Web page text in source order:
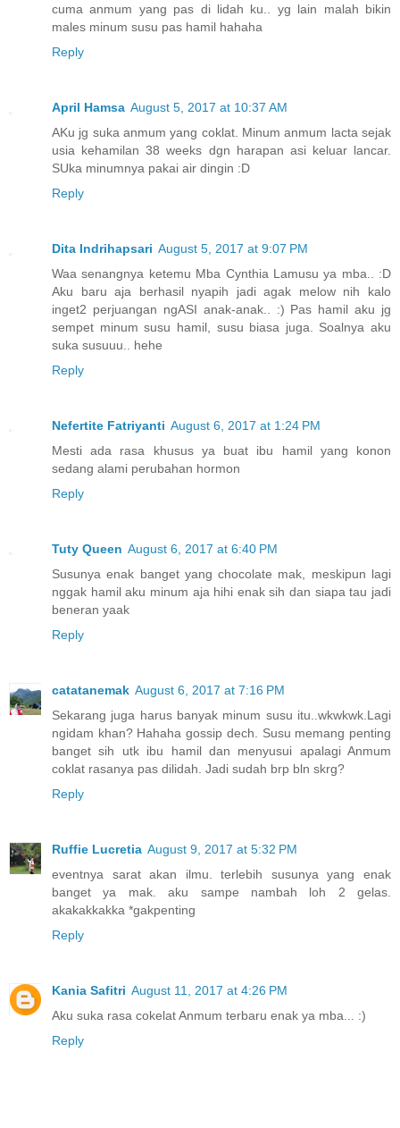
cuma anmum yang pas di lidah ku.. yg lain malah bikin
males minum susu pas hamil hahaha
Reply
April Hamsa August 5, 2017 at 10:37 AM
AKu jg suka anmum yang coklat. Minum anmum lacta sejak
usia kehamilan 38 weeks dgn harapan asi keluar lancar.
SUka minumnya pakai air dingin :D
Reply
Dita Indrihapsari August 5, 2017 at 9:07 PM
Waa senangnya ketemu Mba Cynthia Lamusu ya mba.. :D
Aku baru aja berhasil nyapih jadi agak melow nih kalo
inget2 perjuangan ngASI anak-anak.. :) Pas hamil aku jg
sempet minum susu hamil, susu biasa juga. Soalnya aku
suka susuuu.. hehe
Reply
Nefertite Fatriyanti August 6, 2017 at 1:24 PM
Mesti ada rasa khusus ya buat ibu hamil yang konon
sedang alami perubahan hormon
Reply
Tuty Queen August 6, 2017 at 6:40 PM
Susunya enak banget yang chocolate mak, meskipun lagi
nggak hamil aku minum aja hihi enak sih dan siapa tau jadi
beneran yaak
Reply
catatanemak August 6, 2017 at 7:16 PM
Sekarang juga harus banyak minum susu itu..wkwkwk.Lagi
ngidam khan? Hahaha gossip dech. Susu memang penting
banget sih utk ibu hamil dan menyusui apalagi Anmum
coklat rasanya pas dilidah. Jadi sudah brp bln skrg?
Reply
Ruffie Lucretia August 9, 2017 at 5:32 PM
eventnya sarat akan ilmu. terlebih susunya yang enak
banget ya mak. aku sampe nambah loh 2 gelas.
akakakkakka *gakpenting
Reply
Kania Safitri August 11, 2017 at 4:26 PM
Aku suka rasa cokelat Anmum terbaru enak ya mba... :)
Reply